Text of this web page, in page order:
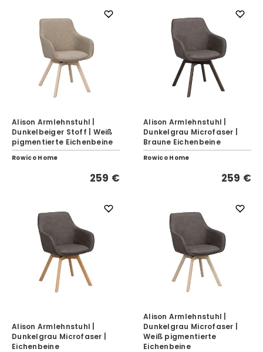
Alison Armlehnstuhl |
Dunkelbeiger Stoff | Weiß
pigmentierte Eichenbeine
Rowico Home
259 €
Alison Armlehnstuhl |
Dunkelgrau Microfaser |
Braune Eichenbeine
Rowico Home
259 €
Alison Armlehnstuhl |
Dunkelgrau Microfaser |
Eichenbeine
Alison Armlehnstuhl |
Dunkelgrau Microfaser |
Weiß pigmentierte
Eichenbeine